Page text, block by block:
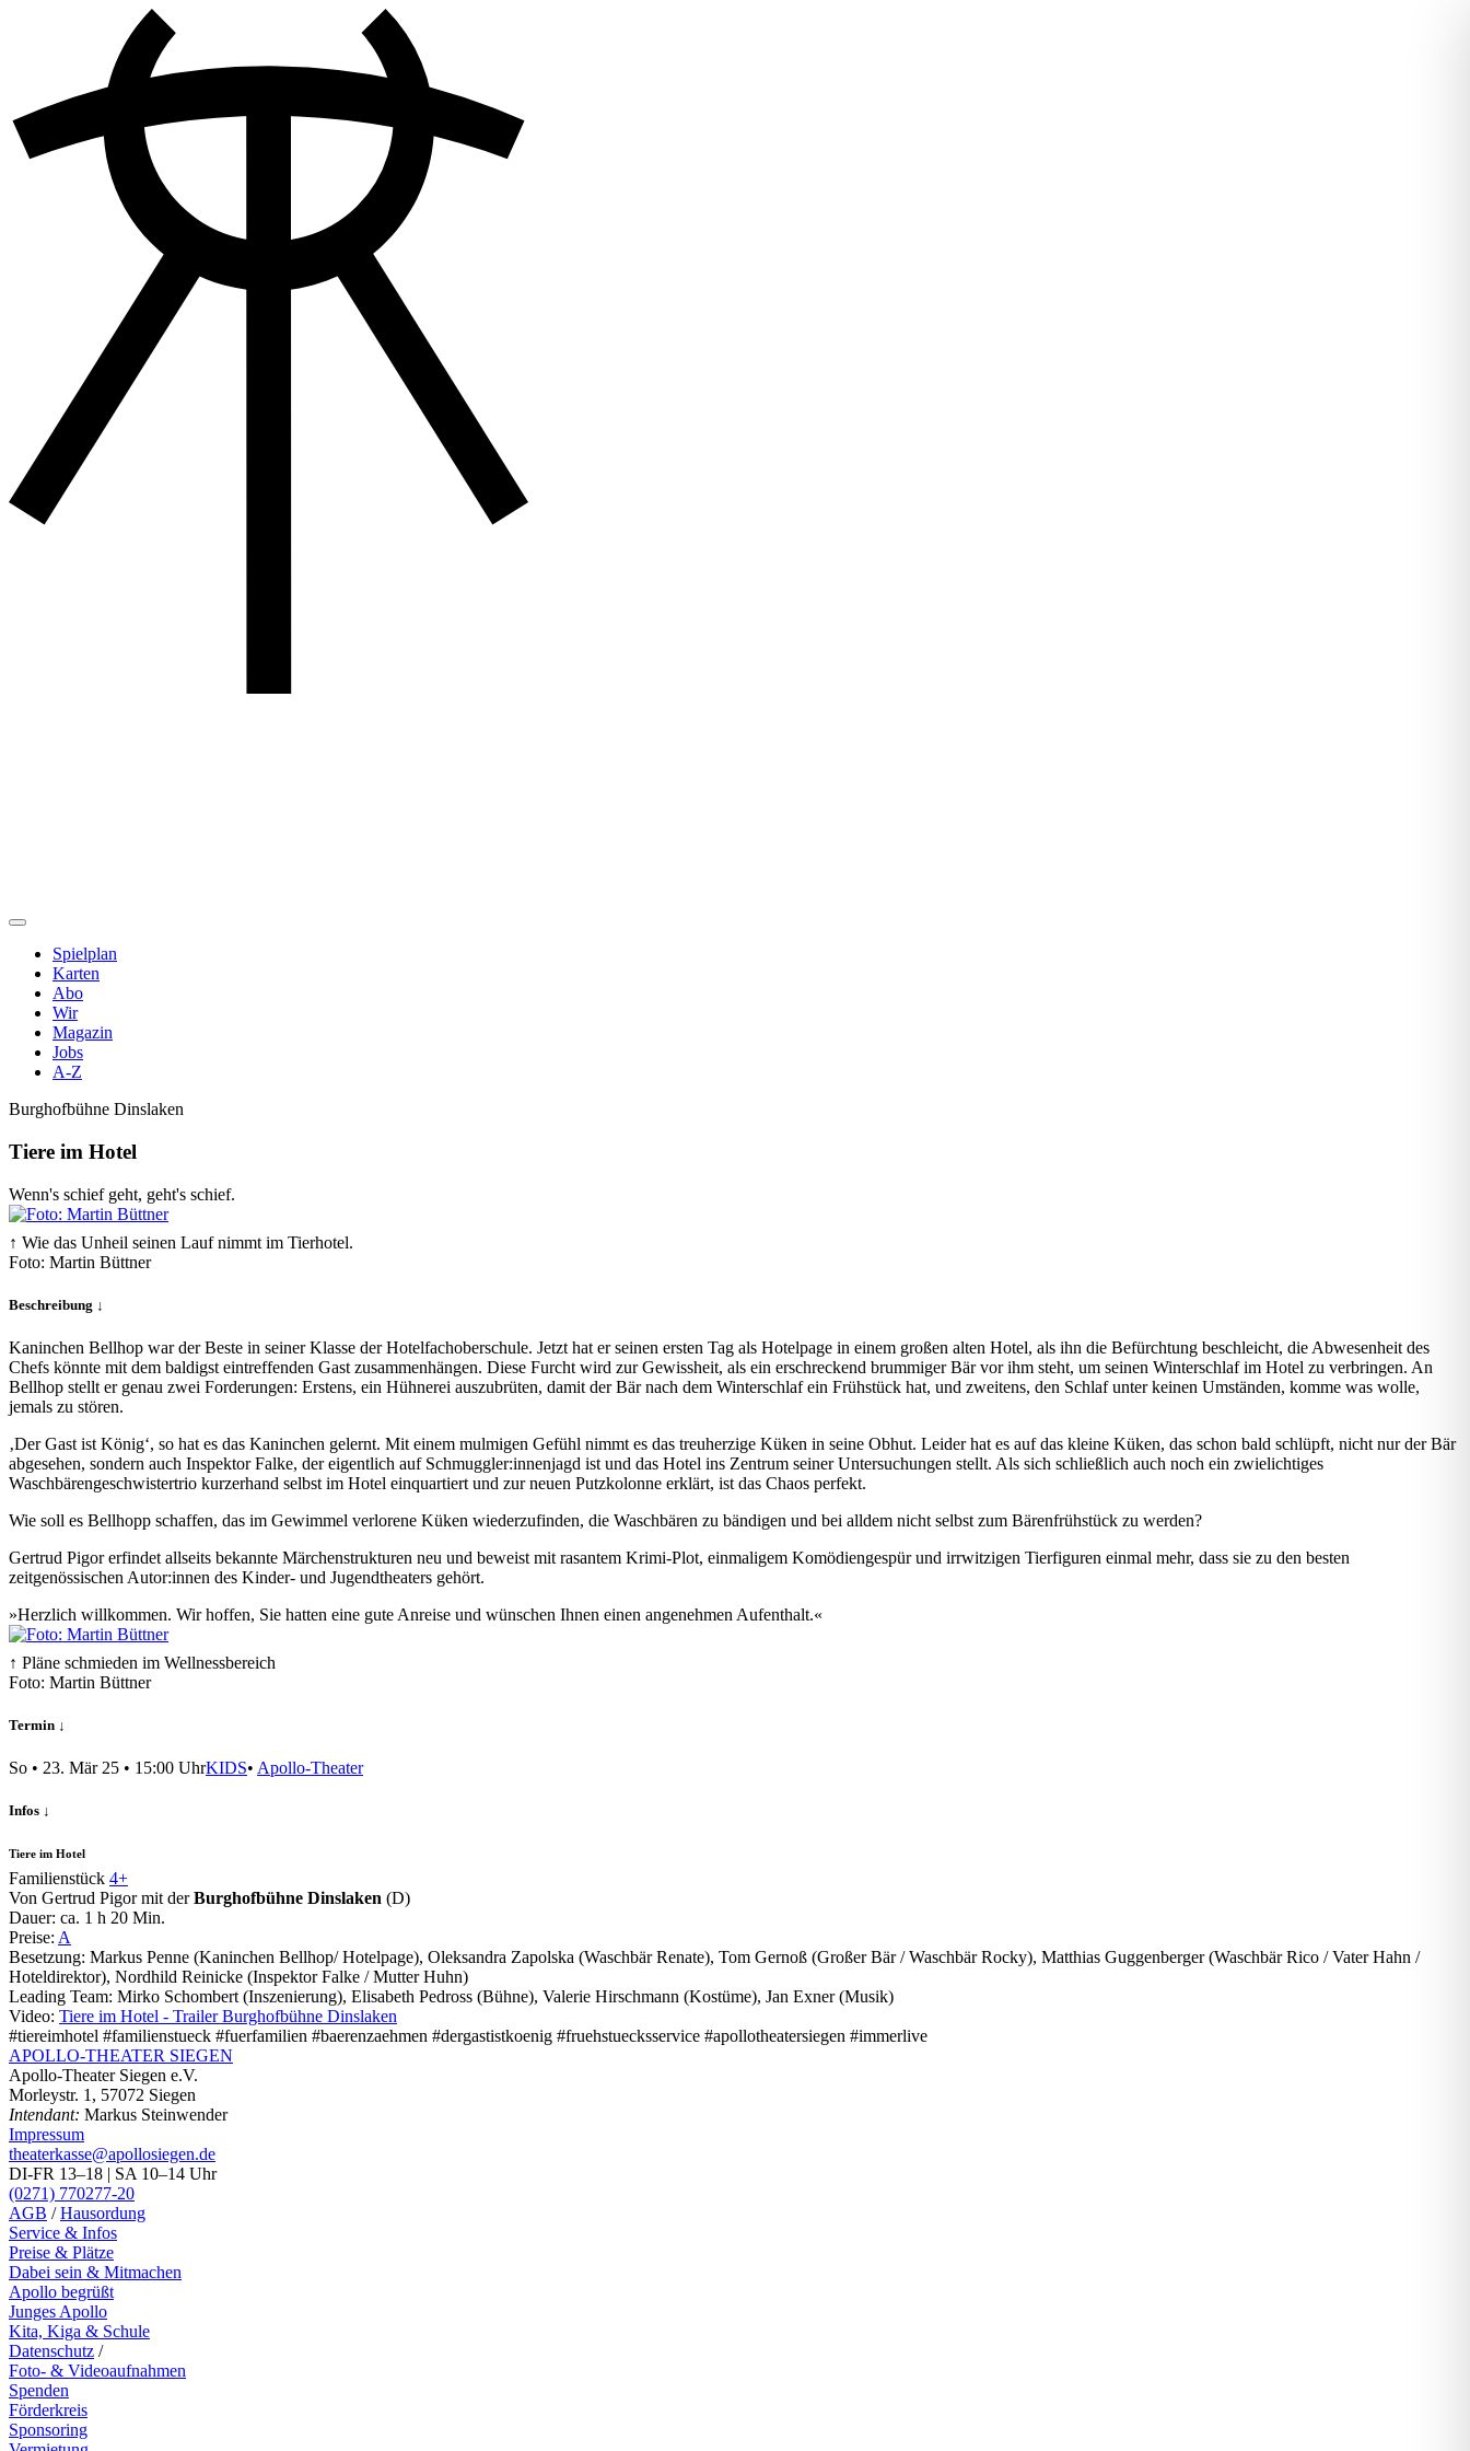
Spielplan
Karten
Abo
Wir
Magazin
Jobs
A-Z
Burghofbühne Dinslaken
Tiere im Hotel
Wenn's schief geht, geht's schief.
↑ Wie das Unheil seinen Lauf nimmt im Tierhotel.
Foto: Martin Büttner
Beschreibung ↓
Kaninchen Bellhop war der Beste in seiner Klasse der Hotelfachoberschule. Jetzt hat er seinen ersten Tag als Hotelpage in einem großen alten Hotel, als ihn die Befürchtung beschleicht, die Abwesenheit des
Chefs könnte mit dem baldigst eintreffenden Gast zusammenhängen. Diese Furcht wird zur Gewissheit, als ein erschreckend brummiger Bär vor ihm steht, um seinen Winterschlaf im Hotel zu verbringen. An
Bellhop stellt er genau zwei Forderungen: Erstens, ein Hühnerei auszubrüten, damit der Bär nach dem Winterschlaf ein Frühstück hat, und zweitens, den Schlaf unter keinen Umständen, komme was wolle,
jemals zu stören.
‚Der Gast ist König‘, so hat es das Kaninchen gelernt. Mit einem mulmigen Gefühl nimmt es das treuherzige Küken in seine Obhut. Leider hat es auf das kleine Küken, das schon bald schlüpft, nicht nur der Bär
abgesehen, sondern auch Inspektor Falke, der eigentlich auf Schmuggler:innenjagd ist und das Hotel ins Zentrum seiner Untersuchungen stellt. Als sich schließlich auch noch ein zwielichtiges
Waschbärengeschwistertrio kurzerhand selbst im Hotel einquartiert und zur neuen Putzkolonne erklärt, ist das Chaos perfekt.
Wie soll es Bellhopp schaffen, das im Gewimmel verlorene Küken wiederzufinden, die Waschbären zu bändigen und bei alldem nicht selbst zum Bärenfrühstück zu werden?
Gertrud Pigor erfindet allseits bekannte Märchenstrukturen neu und beweist mit rasantem Krimi-Plot, einmaligem Komödiengespür und irrwitzigen Tierfiguren einmal mehr, dass sie zu den besten
zeitgenössischen Autor:innen des Kinder- und Jugendtheaters gehört.
»Herzlich willkommen. Wir hoffen, Sie hatten eine gute Anreise und wünschen Ihnen einen angenehmen Aufenthalt.«
↑ Pläne schmieden im Wellnessbereich
Foto: Martin Büttner
Termin ↓
So • 23. Mär 25 • 15:00 UhrKIDS• Apollo-Theater
Infos ↓
Tiere im Hotel
Familienstück 4+
Von Gertrud Pigor mit derBurghofbühne Dinslaken (D)
Dauer: ca. 1 h 20 Min.
Preise: A
Besetzung: Markus Penne (Kaninchen Bellhop/ Hotelpage), Oleksandra Zapolska (Waschbär Renate), Tom Gernoß (Großer Bär / Waschbär Rocky), Matthias Guggenberger (Waschbär Rico / Vater Hahn /
Hoteldirektor), Nordhild Reinicke (Inspektor Falke / Mutter Huhn)
Leading Team: Mirko Schombert (Inszenierung), Elisabeth Pedross (Bühne), Valerie Hirschmann (Kostüme), Jan Exner (Musik)
Video: Tiere im Hotel - Trailer Burghofbühne Dinslaken
#tiereimhotel #familienstueck #fuerfamilien #baerenzaehmen #dergastistkoenig #fruehstuecksservice #apollotheatersiegen #immerlive
APOLLO-THEATER SIEGEN
Apollo-Theater Siegen e.V.
Morleystr. 1, 57072 Siegen
Intendant: Markus Steinwender
Impressum
theaterkasse@apollosiegen.de
DI-FR 13–18 | SA 10–14 Uhr
(0271) 770277-20
AGB /Hausordung
Service & Infos
Preise & Plätze
Dabei sein & Mitmachen
Apollo begrüßt
Junges Apollo
Kita, Kiga & Schule
Datenschutz /
Foto- & Videoaufnahmen
Spenden
Förderkreis
Sponsoring